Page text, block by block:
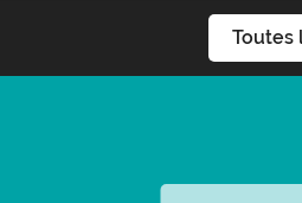
Toutes